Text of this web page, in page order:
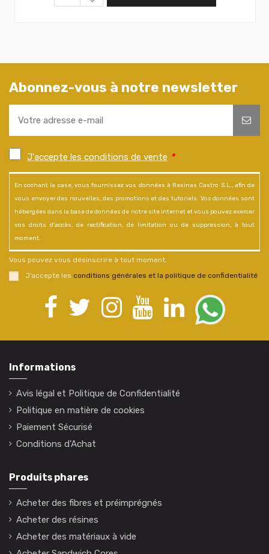
Abonnez-vous à notre newsletter
J'accepte les conditions de vente *
En cochant la case, vous fournissez vos données à Resinas Castro S.L., afin de
vous envoyer des nouvelles, des promotions et des tutoriels. Vos données sont
hébergées dans la base de données de notre site Internet et vous pouvez exercer
vos droits d'accès, de rectification, de limitation ou de suppression, à tout
moment.
Vous pouvez vous désinscrire à tout moment.
J’accepte les conditions générales et la politique de confidentialité.
Informations
Avis légal et Politique de Confidentialité
Politique en matière de cookies
Paiement Sécurisé
Conditions d'Achat
Produits phares
Acheter des fibres et préimprégnés
Acheter des résines
Acheter des matériaux à vide